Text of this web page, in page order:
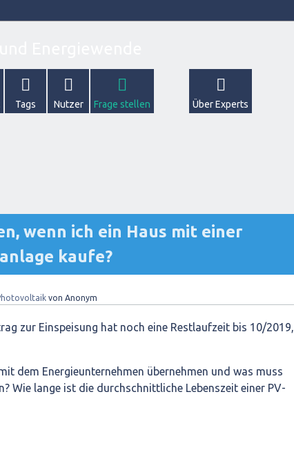
Tags Nutzer Frage stellen Über Experts
wenn ich ein Haus mit einer
kaufe?
von Anonym
zur Einspeisung hat noch eine Restlaufzeit bis 10/2019,
dem Energieunternehmen übernehmen und was muss
Wie lange ist die durchschnittliche Lebenszeit einer PV-